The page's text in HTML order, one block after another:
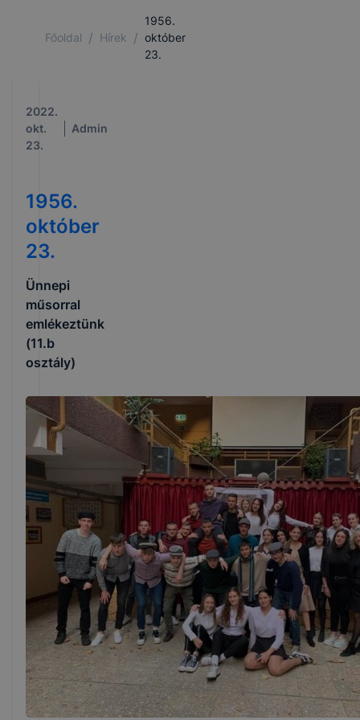
Főoldal / Hírek /
1956.
október
23.
2022.
okt.
23.
Admin
1956.
október
23.
Ünnepi
műsorral
emlékeztünk
(11.b
osztály)